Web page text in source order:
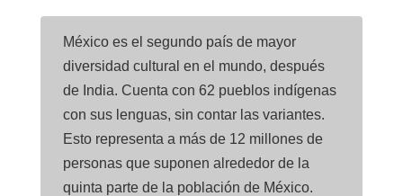
México es el segundo país de mayor
diversidad cultural en el mundo, después
de India. Cuenta con 62 pueblos indígenas
con sus lenguas, sin contar las variantes.
Esto representa a más de 12 millones de
personas que suponen alrededor de la
quinta parte de la población de México.